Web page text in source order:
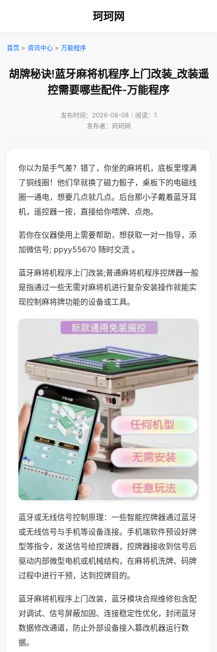
珂珂网
首页 > 资讯中心 > 万能程序
胡牌秘诀!蓝牙麻将机程序上门改装_改装遥
控需要哪些配件-万能程序
发布时间：2026-08-08｜阅读：1
发布者：珂珂网
你以为是手气差？错了，你坐的麻将机，底板里埋满
了铜线圈！他们早就换了磁力骰子，桌板下的电磁线
圈一通电，想要几点就几点。后台那小子戴着蓝牙耳
机，遥控器一按，直接给你喂牌、点炮。
若你在仪器使用上需要帮助，想获取一对一指导，添
加微信号; ppyy55670 随时交流 。
蓝牙麻将机程序上门改装;普通麻将机程序控牌器一般
是指通过一些无需对麻将机进行复杂安装操作就能实
现控制麻将牌功能的设备或工具。
蓝牙或无线信号控制原理：一些智能控牌器通过蓝牙
或无线信号与手机等设备连接。手机端软件预设好牌
型等指令，发送信号给控牌器，控牌器接收到信号后
驱动内部微型电机或机械结构，在麻将机洗牌、码牌
过程中进行干预，达到控牌目的。
蓝牙麻将机程序上门改装，蓝牙模块合规维修包含配
对调试、信号屏蔽加固、连接稳定性优化，封闭蓝牙
数据修改通道，防止外部设备接入篡改机器运行数
据。